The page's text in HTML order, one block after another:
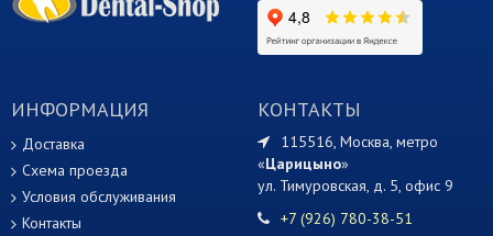
ИНФОРМАЦИЯ
Доставка
Схема проезда
Условия обслуживания
Контакты
КОНТАКТЫ
115516, Москва, метро
«Царицыно»
ул. Тимуровская, д. 5, офис 9
+7 (926) 780-38-51